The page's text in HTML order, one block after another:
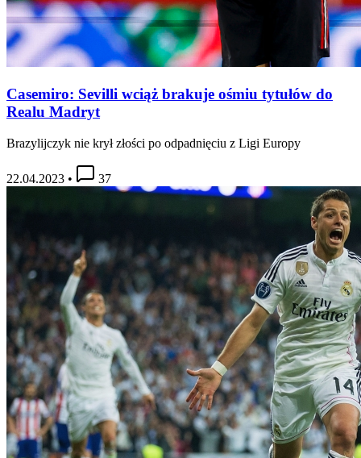
Casemiro: Sevilli wciąż brakuje ośmiu tytułów do
Realu Madryt
Brazylijczyk nie krył złości po odpadnięciu z Ligi Europy
22.04.2023 • 37